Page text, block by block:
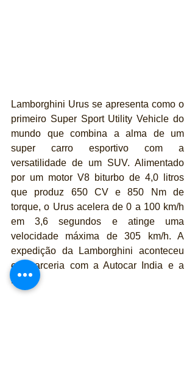
Lamborghini Urus se apresenta como o
primeiro Super Sport Utility Vehicle do
mundo que combina a alma de um
super carro esportivo com a
versatilidade de um SUV. Alimentado
por um motor V8 biturbo de 4,0 litros
que produz 650 CV e 850 Nm de
torque, o Urus acelera de 0 a 100 km/h
em 3,6 segundos e atinge uma
velocidade máxima de 305 km/h. A
expedição da Lamborghini aconteceu
em parceria com a Autocar India e a
BRO.